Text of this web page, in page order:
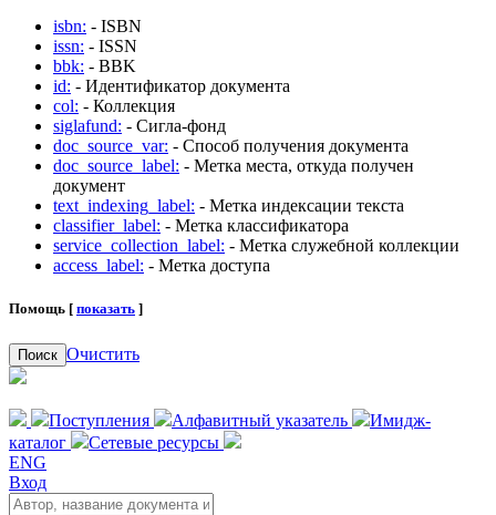
isbn: - ISBN
issn: - ISSN
bbk: - BBK
id: - Идентификатор документа
col: - Коллекция
siglafund: - Сигла-фонд
doc_source_var: - Способ получения документа
doc_source_label: - Метка места, откуда получен
документ
text_indexing_label: - Метка индексации текста
classifier_label: - Метка классификатора
service_collection_label: - Метка служебной коллекции
access_label: - Метка доступа
Помощь [ показать ]
Поиск Очистить
Поступления Алфавитный указатель
Имидж-
каталог
Сетевые ресурсы
ENG
Вход